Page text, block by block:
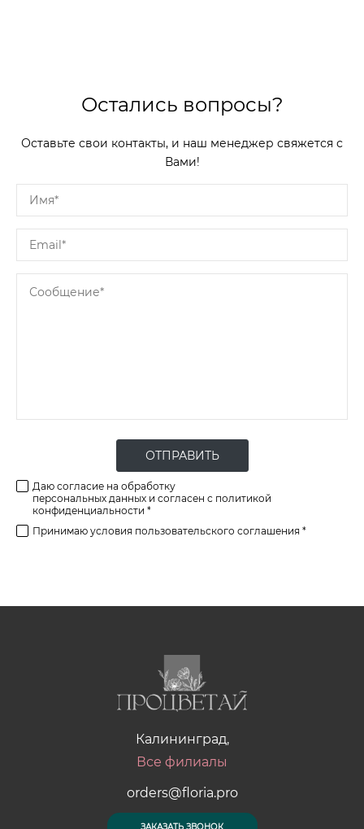
Остались вопросы?
Оставьте свои контакты, и наш менеджер свяжется с
Вами!
ОТПРАВИТЬ
Даю согласие на обработку
персональных данных и согласен с политикой
конфиденциальности *
Принимаю условия пользовательского соглашения *
Калининград,
Все филиалы
orders@floria.pro
ЗАКАЗАТЬ ЗВОНОК